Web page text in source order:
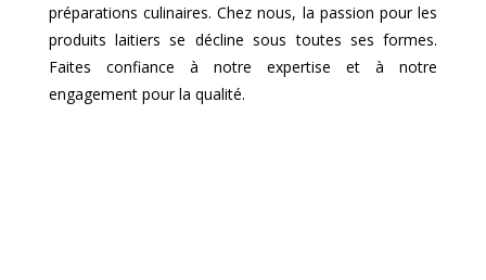
préparations culinaires. Chez nous, la passion pour les
produits laitiers se décline sous toutes ses formes.
Faites confiance à notre expertise et à notre
engagement pour la qualité.